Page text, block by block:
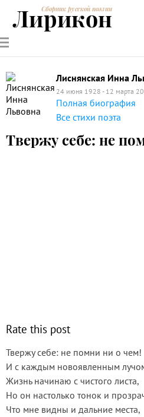
РУССКИЕ
ПОЭТЫ
СОВРЕМЕННИКИ
ПОЭЗИИ
Сборник русской поэзии
Лирикон
Лиснянская Инна
24 июня 1928 - 12 марта
Полная биография
Все стихи поэта
Твержу себе: не
Rate this post
Твержу себе: не помни ни о чем!
И с каждым новоявленным
Жизнь начинаю с чистого листа,
Но он настолько тонок и
Что мне видны и дальние места,